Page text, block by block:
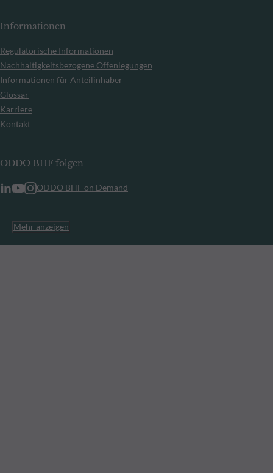
Informationen
Regulatorische Informationen
Nachhaltigkeitsbezogene Offenlegungen
Informationen für Anteilinhaber
Glossar
Karriere
Kontakt
ODDO BHF folgen
ODDO BHF on Demand
Mehr anzeigen